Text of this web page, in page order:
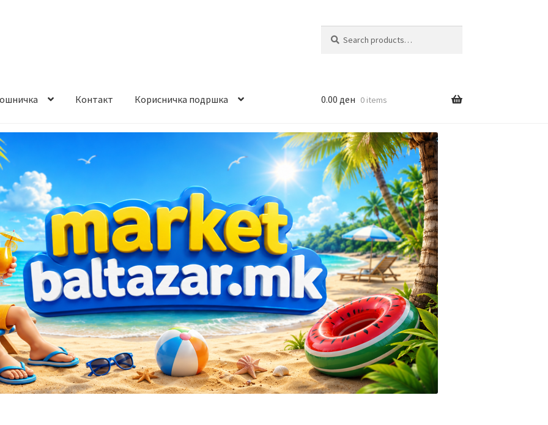
for:
Контакт Корисничка подршка
и начин на плаќање
на производ Услови за користење
0.00 ден 0 items